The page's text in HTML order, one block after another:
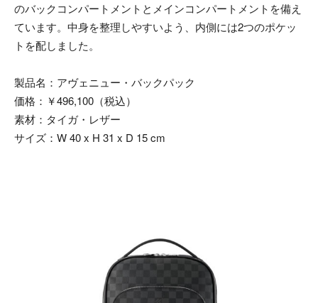
のバックコンパートメントとメインコンパートメントを備え
ています。中身を整理しやすいよう、内側には2つのポケッ
トを配しました。
製品名：アヴェニュー・バックパック
価格：￥496,100（税込）
素材：タイガ・レザー
サイズ：W 40 x H 31 x D 15 cm